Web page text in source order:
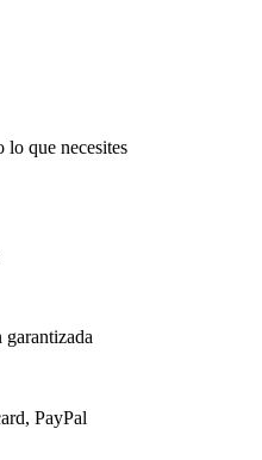
lo que necesites
PayPal